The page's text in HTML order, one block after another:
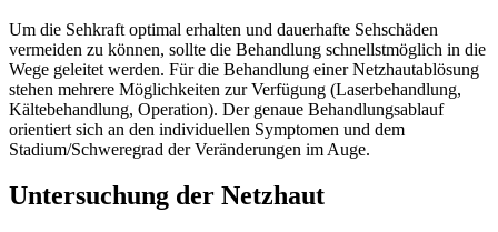
Um die Sehkraft optimal erhalten und dauerhafte Sehschäden
vermeiden zu können, sollte die Behandlung schnellstmöglich in die
Wege geleitet werden. Für die Behandlung einer Netzhautablösung
stehen mehrere Möglichkeiten zur Verfügung (Laserbehandlung,
Kältebehandlung, Operation). Der genaue Behandlungsablauf
orientiert sich an den individuellen Symptomen und dem
Stadium/Schweregrad der Veränderungen im Auge.
Untersuchung der Netzhaut